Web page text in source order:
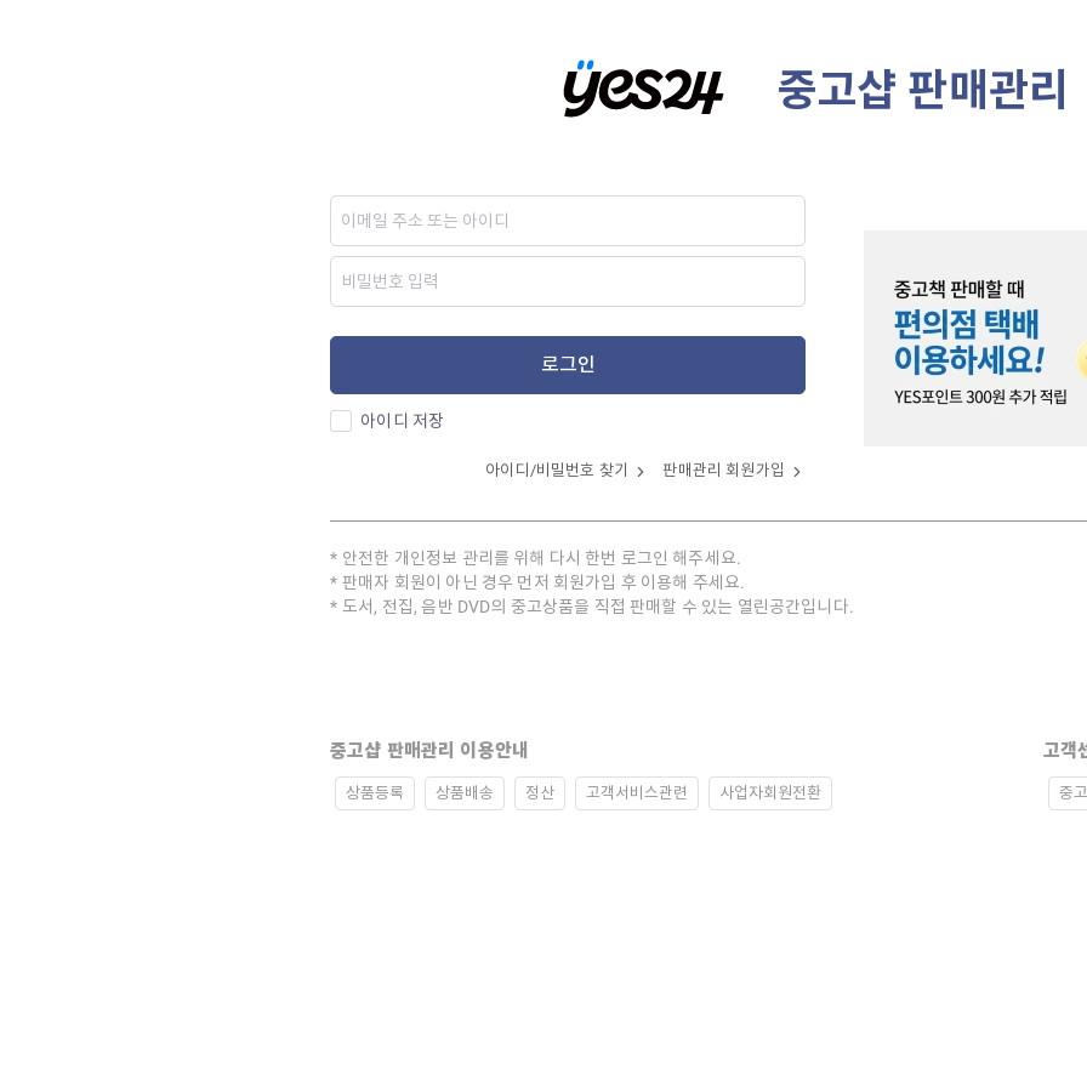
중고샵 판매관리
로그인
아이디 저장
아이디/비밀번호 찾기 판매관리 회원가입
안전한 개인정보 관리를 위해 다시 한번 로그인 해주세요.
판매자 회원이 아닌 경우 먼저 회원가입 후 이용해 주세요.
도서, 전집, 음반 DVD의 중고상품을 직접 판매할 수 있는 열린공간입니다.
중고샵 판매관리 이용안내
상품등록 상품배송 정산 고객서비스관련 사업자회원전환
고객
중